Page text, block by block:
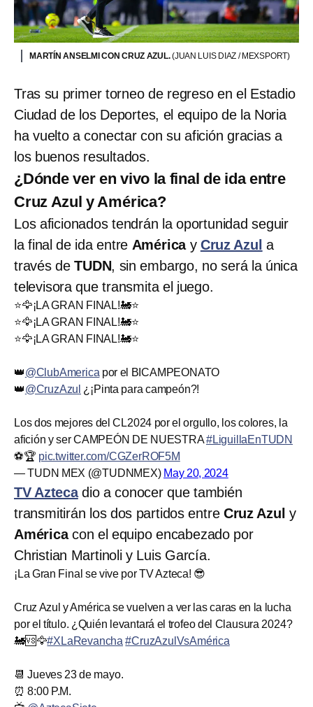
MARTÍN ANSELMI CON CRUZ AZUL.(JUAN LUIS DIAZ / MEXSPORT)
Tras su primer torneo de regreso en el Estadio
Ciudad de los Deportes, el equipo de la Noria
ha vuelto a conectar con su afición gracias a
los buenos resultados.
¿Dónde ver en vivo la final de ida entre
Cruz Azul y América?
Los aficionados tendrán la oportunidad seguir
la final de ida entre Américay Cruz Azul a
través deTUDN, sin embargo, no será la única
televisora que transmita el juego.
⭐️🦅¡LA GRAN FINAL!🚂⭐️
⭐️🦅¡LA GRAN FINAL!🚂⭐️
⭐️🦅¡LA GRAN FINAL!🚂⭐️
👑@ClubAmerica por el BICAMPEONATO
👑@CruzAzul ¿¡Pinta para campeón?!
Los dos mejores del CL2024 por el orgullo, los colores, la
afición y ser CAMPEÓN DE NUESTRA#LiguillaEnTUDN
⚽️🏆 pic.twitter.com/CGZerROF5M
— TUDN MEX (@TUDNMEX) May 20, 2024
TV Aztecadio a conocer que también
transmitirán los dos partidos entre Cruz Azul y
Américacon el equipo encabezado por
Christian Martinoli y Luis García.
¡La Gran Final se vive por TV Azteca! 😎
Cruz Azul y América se vuelven a ver las caras en la lucha
por el título. ¿Quién levantará el trofeo del Clausura 2024?
🚂🆚🦅#XLaRevancha #CruzAzulVsAmérica
📆 Jueves 23 de mayo.
⏰ 8:00 P.M.